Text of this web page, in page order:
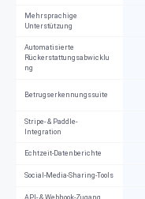
Mehrsprachige
Unterstützung
Automatisierte
Rückerstattungsabwicklu
ng
Betrugserkennungssuite
Stripe- & Paddle-
Integration
Echtzeit-Datenberichte
Social-Media-Sharing-Tools